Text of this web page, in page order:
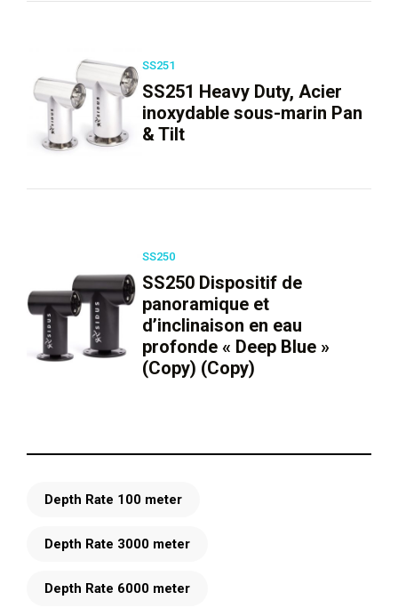
SS251
SS251 Heavy Duty, Acier
inoxydable sous-marin Pan
& Tilt
SS250
SS250 Dispositif de
panoramique et
d’inclinaison en eau
profonde « Deep Blue »
(Copy) (Copy)
Depth Rate 100 meter
Depth Rate 3000 meter
Depth Rate 6000 meter